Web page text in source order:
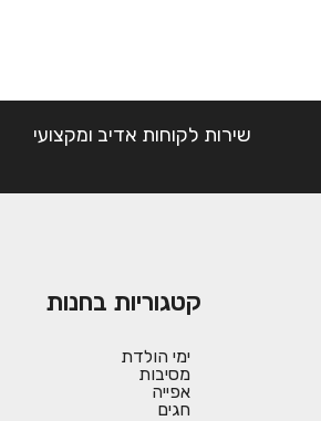
שירות לקוחות אדיב ומקצועי
קטגוריות בחנות
ימי הולדת
מסיבות
אפייה
חגים